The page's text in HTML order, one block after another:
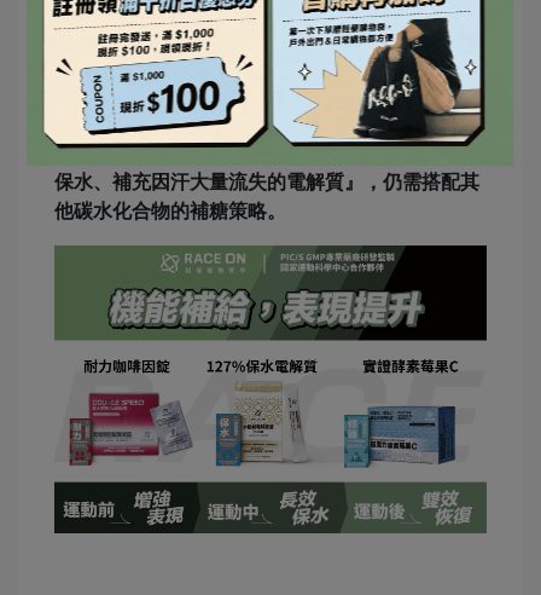
☝️有效為身體補充水分與電解質，是續航力的根基
水動能電解質液Sport Hydro，臨床實證能提升身
體保水率120%
叮嚀：運動期間的 糖份補充 建議量大約是每小
時糖量30~60g，水動能電解質液的設計是『為身體
保水、補充因汗大量流失的電解質』，仍需搭配其
他碳水化合物的補糖策略。